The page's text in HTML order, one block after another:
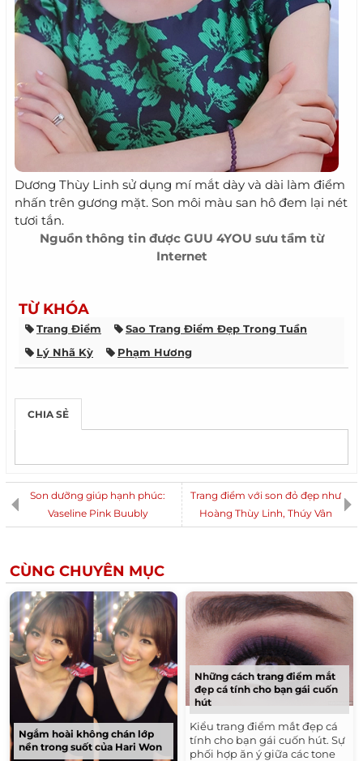
Dương Thùy Linh sử dụng mí mắt dày và dài làm điểm
nhấn trên gương mặt. Son môi màu san hô đem lại nét
tươi tắn.
Nguồn thông tin được GUU 4YOU sưu tầm từ
Internet
TỪ KHÓA
Trang Điểm
Sao Trang Điểm Đẹp Trong Tuần
Lý Nhã Kỳ
Phạm Hương
CHIA SẺ
Son dưỡng giúp hạnh phúc:
Vaseline Pink Buubly
Trang điểm với son đỏ đẹp như
Hoàng Thùy Linh, Thúy Vân
CÙNG CHUYÊN MỤC
Ngắm hoài không chán lớp
nền trong suốt của Hari Won
Những cách trang điểm mắt
đẹp cá tính cho bạn gái cuốn
hút
Kiểu trang điểm mắt đẹp cá
tính cho bạn gái cuốn hút. Sự
phối hợp ăn ý giữa các tone